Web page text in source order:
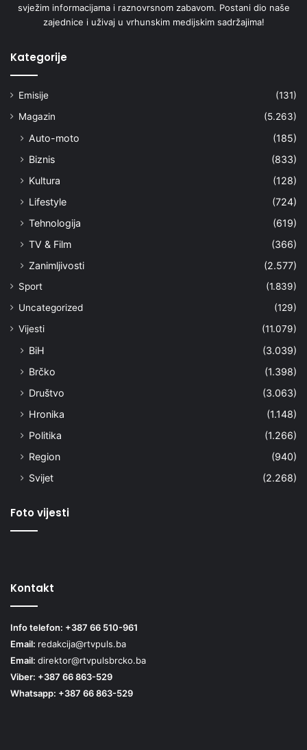
svježim informacijama i raznovrsnom zabavom. Postani dio naše
zajednice i uživaj u vrhunskim medijskim sadržajima!
Kategorije
Emisije
(131)
Magazin
(5.263)
Auto-moto
(185)
Biznis
(833)
Kultura
(128)
Lifestyle
(724)
Tehnologija
(619)
TV & Film
(366)
Zanimljivosti
(2.577)
Sport
(1.839)
Uncategorized
(129)
Vijesti
(11.079)
BiH
(3.039)
Brčko
(1.398)
Društvo
(3.063)
Hronika
(1.148)
Politika
(1.266)
Region
(940)
Svijet
(2.268)
Foto vijesti
Kontakt
Info telefon: +387 66 510-961
Email: redakcija@rtvpuls.ba
Email: direktor@rtvpulsbrcko.ba
Viber: +387 66 863-529
Whatsapp: +387 66 863-529